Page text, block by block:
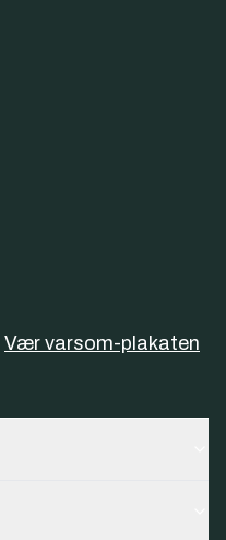
Vær varsom-plakaten